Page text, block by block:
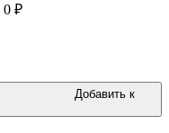
0 ₽
Добавить к